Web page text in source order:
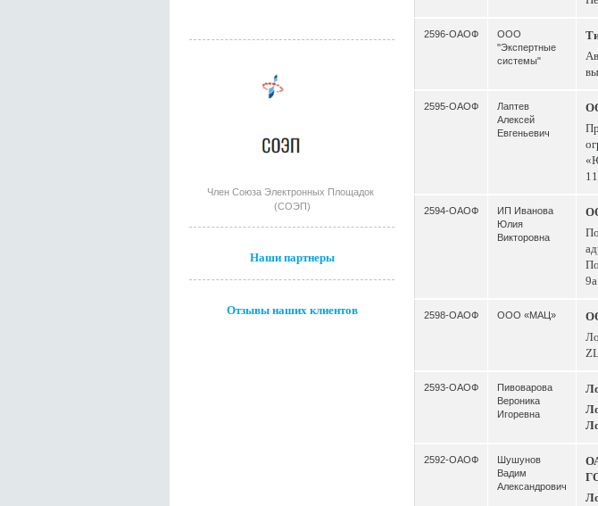
Член Союза Электронных Площадок
(СОЭП)
Наши партнеры
Отзывы наших клиентов
2596-ОАОФ
ООО
"Экспертные
системы"
2595-ОАОФ
Лаптев
Алексей
Евгеньевич
2594-ОАОФ
ИП Иванова
Юлия
Викторовна
2598-ОАОФ ООО «МАЦ»
2593-ОАОФ
Пивоварова
Вероника
Игоревна
2592-ОАОФ
Шушунов
Вадим
Александрович